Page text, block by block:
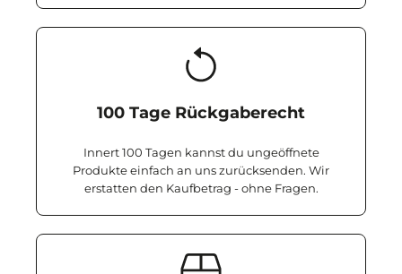
100 Tage Rückgaberecht
Innert 100 Tagen kannst du ungeöffnete
Produkte einfach an uns zurücksenden. Wir
erstatten den Kaufbetrag - ohne Fragen.